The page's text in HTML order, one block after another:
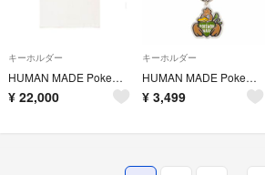
キーホルダー
HUMAN MADE Pokemon Made Graphic Pikachu
¥ 22,000
キーホルダー
HUMAN MADE Pokemon Made Key Ring #2カモネギ
¥ 3,499